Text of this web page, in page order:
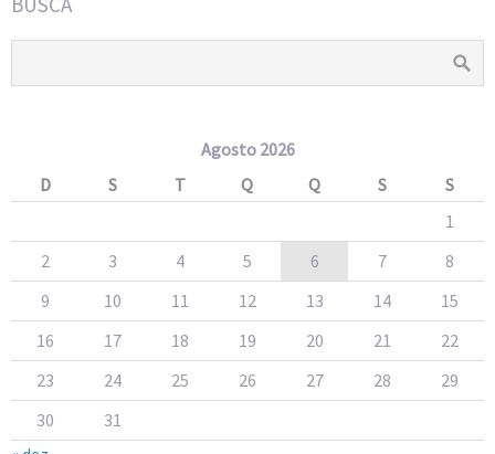
Agosto 2026
D
S T Q Q S
S
1
2
3 4 5 6 7
8
9
10 11 12 13 14
15
16
17 18 19 20 21
22
23
24 25 26 27 28
29
30
31